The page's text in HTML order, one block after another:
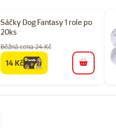
Sáčky Dog Fantasy 1 role po
20ks
Běžná cena 24 Kč
familycena
14 Kč do košíku